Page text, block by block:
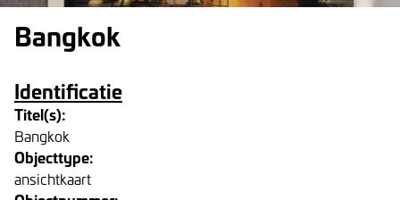
Bangkok
Identificatie
Titel(s):
Bangkok
Objecttype:
ansichtkaart